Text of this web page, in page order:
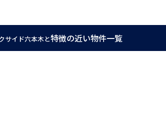
できる物件です。
線六本木駅など全部で5路線が使えて、交通の便が
サイド六本木と特徴の近い物件一覧